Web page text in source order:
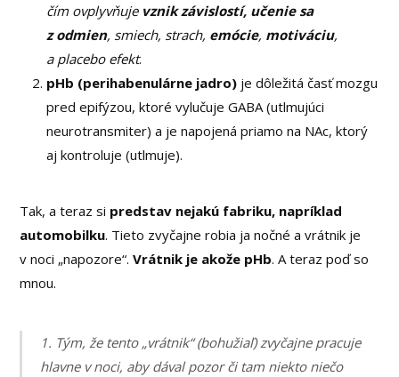
čím ovplyvňuje vznik závislostí, učenie sa
z odmien, smiech, strach, emócie, motiváciu,
a placebo efekt.
pHb (perihabenulárne jadro) je dôležitá časť mozgu
pred epifýzou, ktoré vylučuje GABA (utlmujúci
neurotransmiter) a je napojená priamo na NAc, ktorý
aj kontroluje (utlmuje).
Tak, a teraz si predstav nejakú fabriku, napríklad
automobilku. Tieto zvyčajne robia ja nočné a vrátnik je
v noci „napozore“.Vrátnik je akože pHb. A teraz poď so
mnou.
1. Tým, že tento „vrátnik“ (bohužiaľ) zvyčajne pracuje
hlavne v noci, aby dával pozor či tam niekto niečo